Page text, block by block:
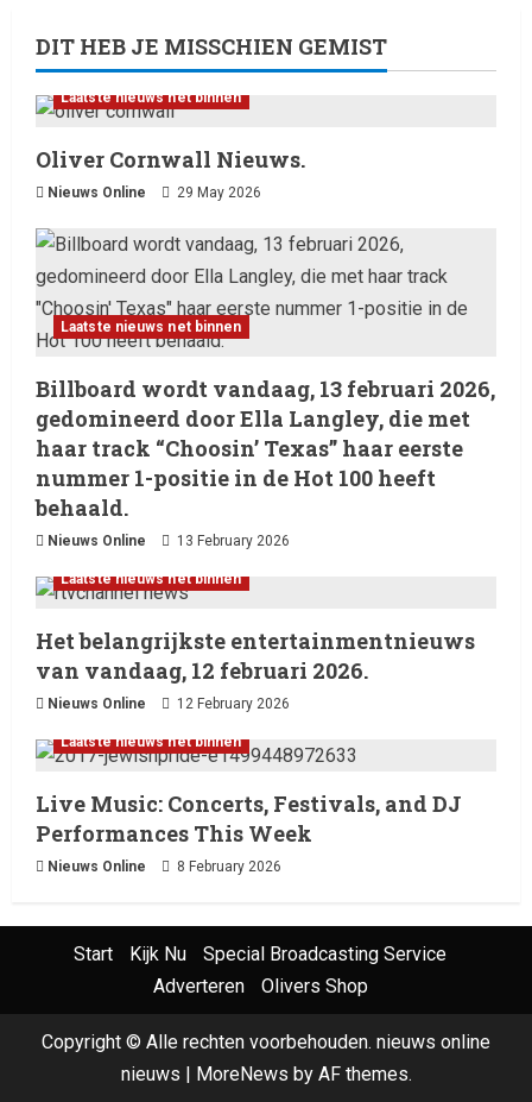
DIT HEB JE MISSCHIEN GEMIST
Laatste nieuws net binnen
Oliver Cornwall Nieuws.
Nieuws Online 29 May 2026
Laatste nieuws net binnen
Billboard wordt vandaag, 13 februari 2026,
gedomineerd door Ella Langley, die met
haar track “Choosin’ Texas” haar eerste
nummer 1-positie in de Hot 100 heeft
behaald.
Nieuws Online 13 February 2026
Laatste nieuws net binnen
Het belangrijkste entertainmentnieuws
van vandaag, 12 februari 2026.
Nieuws Online 12 February 2026
Laatste nieuws net binnen
Live Music: Concerts, Festivals, and DJ
Performances This Week
Nieuws Online 8 February 2026
Start Kijk Nu
Special Broadcasting Service
Adverteren
Olivers Shop
Copyright © Alle rechten voorbehouden. nieuws online
nieuws | MoreNews by AF themes.